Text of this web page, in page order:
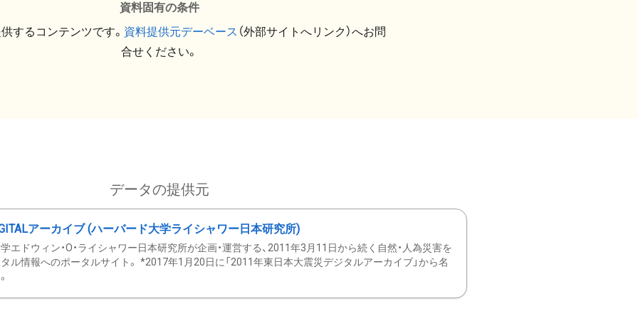
資料固有の条件
するコンテンツです。 資料提供元デーベース （外部サイトへリンク）へお問
合せください。
データの提供元
アーカイブ (ハーバード大学ライシャワー日本研究所)
エドウィン・O・ライシャワー日本研究所が企画・運営する、2011年3月11日から続く自然・人為災害を
ル情報へのポータルサイト。 *2017年1月20日に「2011年東日本大震災デジタルアーカイブ」から名